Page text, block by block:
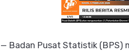
Badan Pusat Statistik (BPS)